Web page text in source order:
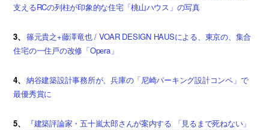
支えるRCの列柱が印象的な住宅「桃山ハウス」の写真
3、
篠元貴之+藤澤竜也 / VOAR DESIGN HAUSによる、東京の、集合
住宅の一住戸の改修「Opera」
4、
納谷建築設計事務所が、兵庫の「尼崎パーキング設計コンペ」で
最優秀賞に
5、
『建築評論家・五十嵐太郎さんが案内する 「見るまで死ねない」